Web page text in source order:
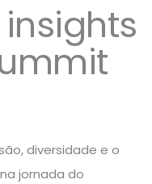
diversidade e o
jornada do